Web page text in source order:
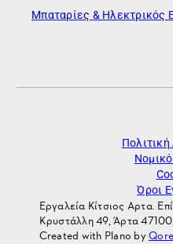
Μπαταρίες & Ηλεκτρικός
Όροι
Εργαλεία Κίτσιος Αρτα.
Κρυστάλλη 49, Άρτα
Created with Plano by